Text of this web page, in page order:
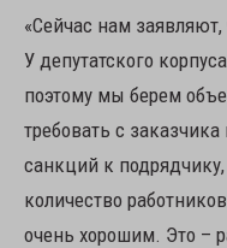
«Сейчас нам заявляют,
У депутатского
поэтому мы берем
требовать с
санкций к
количество
очень хорошим. Это –